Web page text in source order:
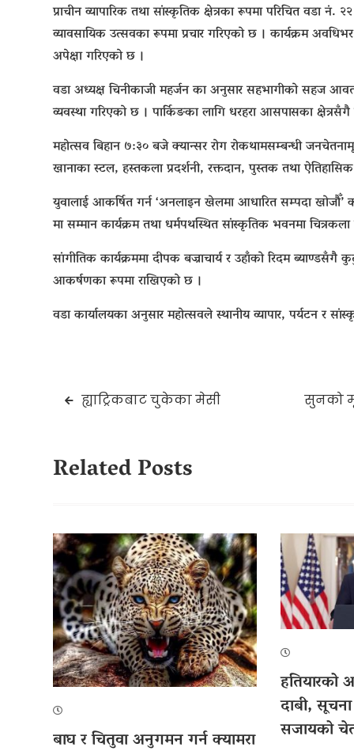
प्राचीन व्यापारिक तथा सांस्कृतिक क्षेत्रका रूपमा परिचित वडा
व्यावसायिक उत्सवका रूपमा प्रचार गरिएको छ । कार्यक्रम
अपेक्षा गरिएको छ ।
वडा अध्यक्षचिनीकाजी महर्जनका अनुसार सहभागीको सहज
व्यवस्था गरिएको छ । पार्किङका लागिधरहराआसपासका क्षेत्रसँगै
महोत्सव बिहान ७:३० बजे क्यान्सर रोग रोकथामसम्बन्धी
खानाका स्टल, हस्तकला प्रदर्शनी, रक्तदान, पुस्तक तथा
युवालाई आकर्षित गर्न ‘अनलाइन खेलमा आधारित सम्पदा
मा सम्मान कार्यक्रम तथा धर्मपथस्थित सांस्कृतिक भवनमा
सांगीतिक कार्यक्रममादीपक बज्राचार्यर उहाँको रिदम ब्याण्डसँगै
आकर्षणका रूपमा राखिएको छ ।
वडा कार्यालयका अनुसार महोत्सवले स्थानीय व्यापार, पर्यटन र
Postह्याट्रिकबाट चुकेका मेसी सुनको
Related Posts
बाघ र चितुवा अनुगमन गर्न क्यामरा
हतियारको
दाबी,
सजायको